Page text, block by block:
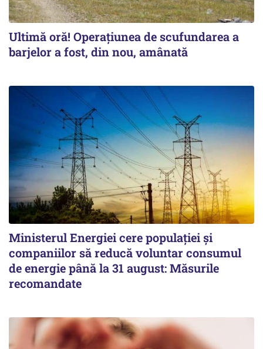
Ultimă oră! Operațiunea de scufundarea a
barjelor a fost, din nou, amânată
Ministerul Energiei cere populației și
companiilor să reducă voluntar consumul
de energie până la 31 august: Măsurile
recomandate